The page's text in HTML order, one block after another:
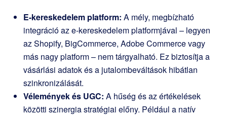
E-kereskedelem platform: A mély, megbízható
integráció az e-kereskedelem platformjával – legyen
az Shopify, BigCommerce, Adobe Commerce vagy
más nagy platform – nem tárgyalható. Ez biztosítja a
vásárlási adatok és a jutalombeváltások hibátlan
szinkronizálását.
Vélemények és UGC: A hűség és az értékelések
közötti szinergia stratégiai előny. Például a natív